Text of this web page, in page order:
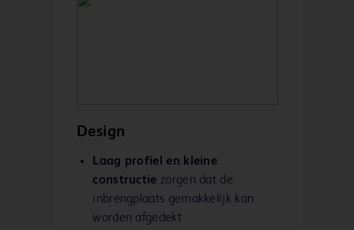
Design
Laag profiel en kleine
constructie zorgen dat de
inbrengplaats gemakkelijk kan
worden afgedekt